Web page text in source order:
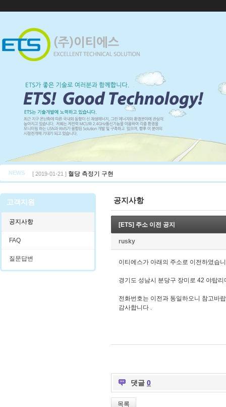
NEWS [ 2019-01-21 ] 혈당 측정기 구현
공지사항
[ETS] 주소 이전 공지
rusky
이티에스가 아래의 주소로 이전하였습
경기도 성남시 분당구 장미로 42 야탑
전화번호는 이전과 동일하오니 참고바
감사합니다 .
댓글 0
목록
고객지원
공지사항
FAQ
질문답변